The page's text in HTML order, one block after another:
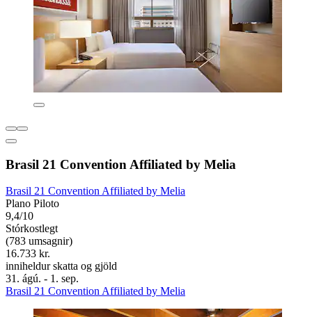
Brasil 21 Convention Affiliated by Melia
Brasil 21 Convention Affiliated by Melia
Plano Piloto
9,4/10
Stórkostlegt
(783 umsagnir)
16.733 kr.
inniheldur skatta og gjöld
31. ágú. - 1. sep.
Brasil 21 Convention Affiliated by Melia